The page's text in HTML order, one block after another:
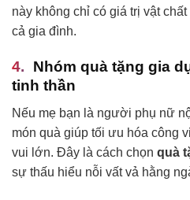
này không chỉ có giá trị vật
cả gia đình.
Nhóm quà tặng gia
tinh thần
Nếu mẹ bạn là người phụ nữ
món quà giúp tối ưu hóa công
vui lớn. Đây là cách chọn quà
sự thấu hiểu nỗi vất vả hằng